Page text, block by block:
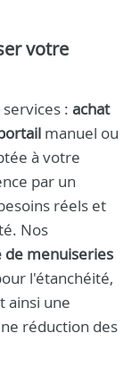
votre
: achat
manuel ou
à votre
par un
réels et
Nos
de menuiseries
l'étanchéité,
ainsi une
réduction des